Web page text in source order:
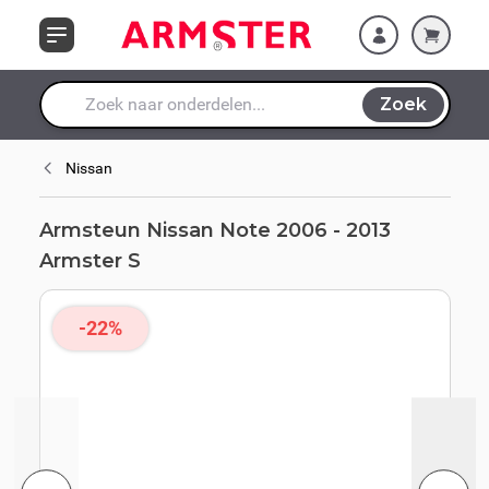
Waar ben je naar op zoek?
Zoek
Nissan
Armsteun Nissan Note 2006 - 2013
Armster S
-22%